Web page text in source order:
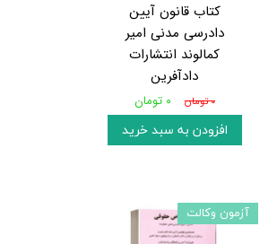
کتاب قانون آیین
دادرسی مدنی امیر
کمالوند انتشارات
دادآفرین
۰ تومان ۰ تومان
افزودن به سبد خرید
آزمون وکالت